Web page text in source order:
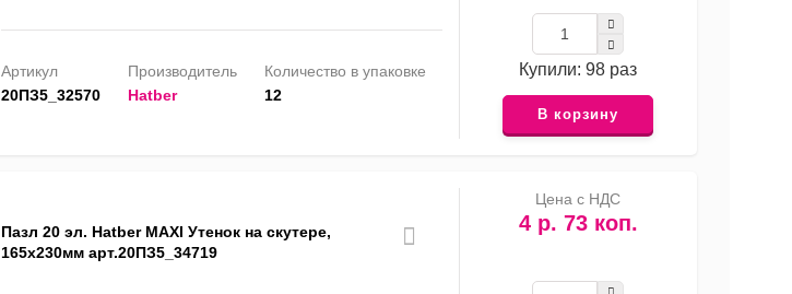
Артикул
20ПЗ5_32570
Производитель
Hatber
Количество в упаковке
12
Купили: 98 раз
В корзину
Пазл 20 эл. Hatber MAXI Утенок на скутере,
165х230мм арт.20ПЗ5_34719
Цена с НДС
4 р. 73 коп.